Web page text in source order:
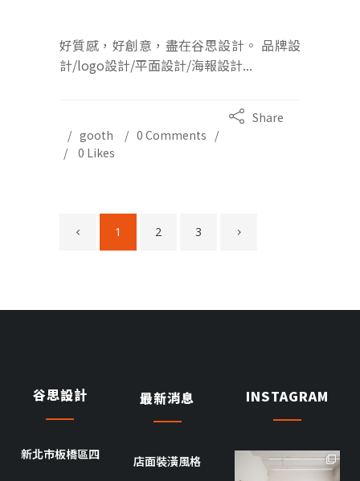
好質感，好創意，盡在谷思設計。 品牌設
計/logo設計/平面設計/海報設計...
gooth 0 Comments
Share
0 Likes
1 2 3
谷思設計
新北市板橋區四
最新消息
店面裝潢風格
INSTAGRAM
goothdesign